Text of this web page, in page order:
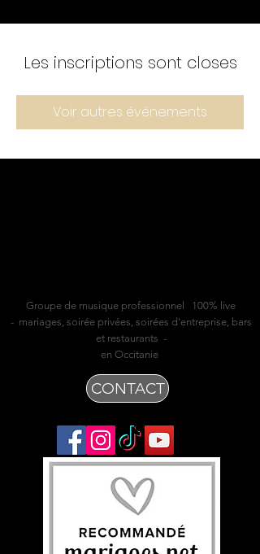
Les inscriptions sont closes
Voir autres événements
Groupe de musique professionnel 100% live
- mariages, soirée privées, soirées d'entreprise, bars
et restaurants -
en Occitanie
CONTACT